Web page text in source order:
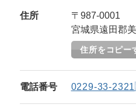
住所
〒987-0001
宮城県遠田郡
住所をコピー
電話番号 0229-33-